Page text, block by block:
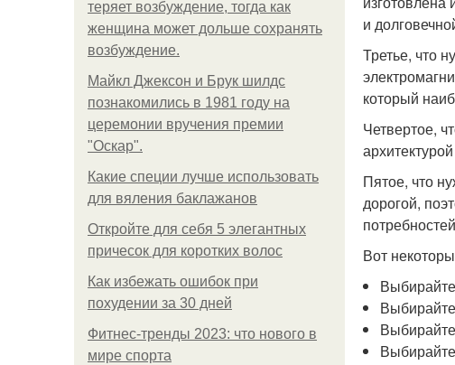
теряет возбуждение, тогда как
женщина может дольше сохранять
возбуждение.
Майкл Джексон и Брук шилдс
познакомились в 1981 году на
церемонии вручения премии
"Оскар".
Какие специи лучше использовать
для вяления баклажанов
Откройте для себя 5 элегантных
причесок для коротких волос
Как избежать ошибок при
похудении за 30 дней
Фитнес-тренды 2023: что нового в
мире спорта
и
Третье, что
который
Четвертое,
Пятое, что
дорогой,
Вот